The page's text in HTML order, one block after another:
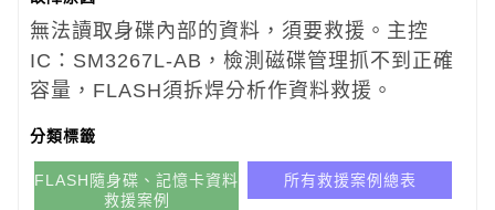
無法讀取身碟內部的資料，須要救援。主控
IC：SM3267L-AB， 檢測磁碟管理抓不到正確
容量，FLASH須拆焊分析作資料救援。
分類標籤
FLASH隨身碟、記憶卡資料
救援案例
所有救援案例總表